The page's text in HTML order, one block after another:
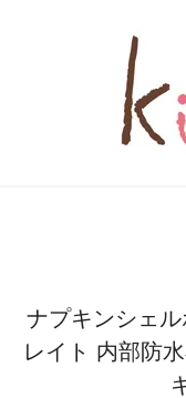
ナプキンシェ
レイト 内部